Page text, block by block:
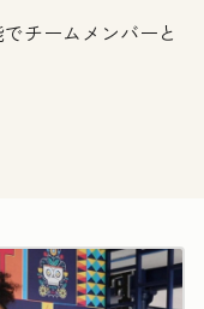
チームメンバーと